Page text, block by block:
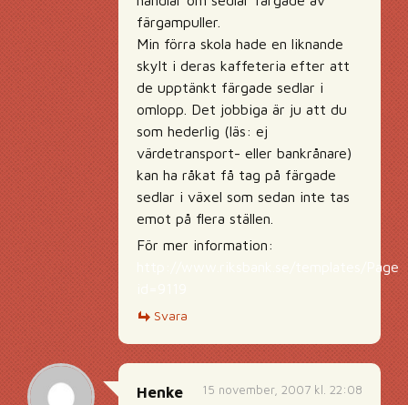
färgampuller.
Min förra skola hade en liknande
skylt i deras kaffeteria efter att
de upptänkt färgade sedlar i
omlopp. Det jobbiga är ju att du
som hederlig (läs: ej
värdetransport- eller bankrånare)
kan ha råkat få tag på färgade
sedlar i växel som sedan inte tas
emot på flera ställen.
För mer information:
http://www.riksbank.se/templates/
Svara
15 november, 2007 kl. 22:08
Henke